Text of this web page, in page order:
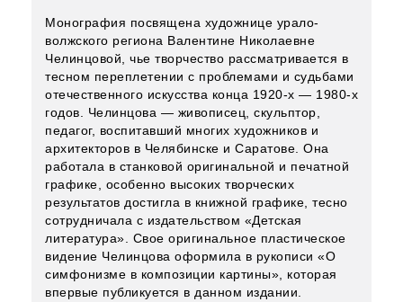
Монография посвящена художнице урало-
волжского региона Валентине Николаевне
Челинцовой, чье творчество рассматривается в
тесном переплетении с проблемами и судьбами
отечественного искусства конца 1920-х — 1980-х
годов. Челинцова — живописец, скульптор,
педагог, воспитавший многих художников и
архитекторов в Челябинске и Саратове. Она
работала в станковой оригинальной и печатной
графике, особенно высоких творческих
результатов достигла в книжной графике, тесно
сотрудничала с издательством «Детская
литература». Свое оригинальное пластическое
видение Челинцова оформила в рукописи «О
симфонизме в композиции картины», которая
впервые публикуется в данном издании.